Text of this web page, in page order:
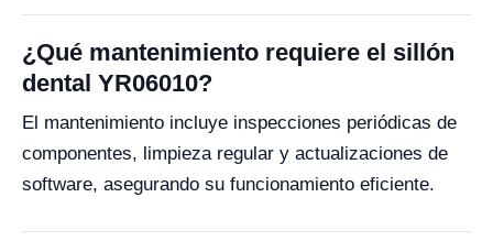
¿Qué mantenimiento requiere el sillón
dental YR06010?
El mantenimiento incluye inspecciones periódicas de
componentes, limpieza regular y actualizaciones de
software, asegurando su funcionamiento eficiente.